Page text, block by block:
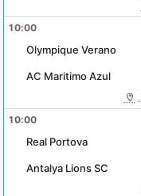
10:00
Olympique Verano
AC Maritimo Azul
10:00
Real Portova
Antalya Lions SC